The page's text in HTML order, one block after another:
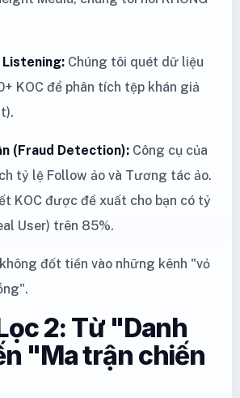
Listening: Chúng tôi quét dữ liệu
KOC để phân tích tệp khán giả
(Fraud Detection): Công cụ của
tỷ lệ Follow ảo và Tương tác ảo.
KOC được đề xuất cho bạn có tỷ
User) trên 85%.
đốt tiền vào những kênh "vỏ
2: Từ "Danh
"Ma trận chiến